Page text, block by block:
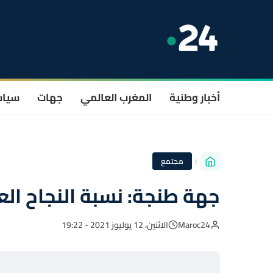
أخبار وطنية المغرب العالمي جهات
مجتمع
جهة طنجة: نسبة النجاح
Maroc24 الاثنين، 12 يوليوز 2021 - 19:22